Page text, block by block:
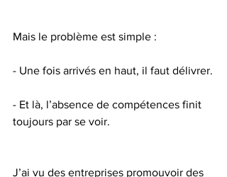
Mais le problème est simple :
- Une fois arrivés en haut, il faut délivrer.
- Et là, l’absence de compétences finit
toujours par se voir.
J’ai vu des entreprises promouvoir des